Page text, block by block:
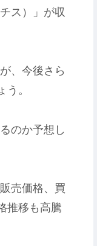
ス）」が収
、今後さら
。
のか予想し
売価格、買
推移も高騰